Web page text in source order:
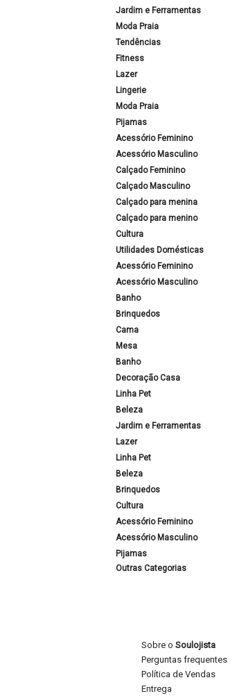
Jardim e Ferramentas
Moda Praia
Tendências
Fitness
Lazer
Lingerie
Moda Praia
Pijamas
Acessório Feminino
Acessório Masculino
Calçado Feminino
Calçado Masculino
Calçado para menina
Calçado para menino
Cultura
Utilidades Domésticas
Acessório Feminino
Acessório Masculino
Banho
Brinquedos
Cama
Mesa
Banho
Decoração Casa
Linha Pet
Beleza
Jardim e Ferramentas
Lazer
Linha Pet
Beleza
Brinquedos
Cultura
Acessório Feminino
Acessório Masculino
Pijamas
Outras Categorias
Sobre o Soulojista
Perguntas frequentes
Política de Vendas
Entrega